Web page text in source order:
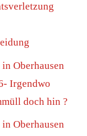
Ober­hau­sen
Irgend­wo
doch hin ?
Ober­hau­sen